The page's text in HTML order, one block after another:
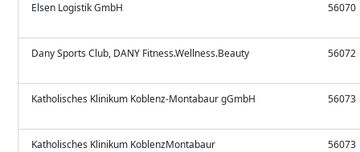
Elsen Logistik GmbH 56070
Dany Sports Club, DANY Fitness.Wellness.Beauty 56072
Katholisches Klinikum Koblenz-Montabaur gGmbH 56073
Katholisches Klinikum KoblenzMontabaur 56073